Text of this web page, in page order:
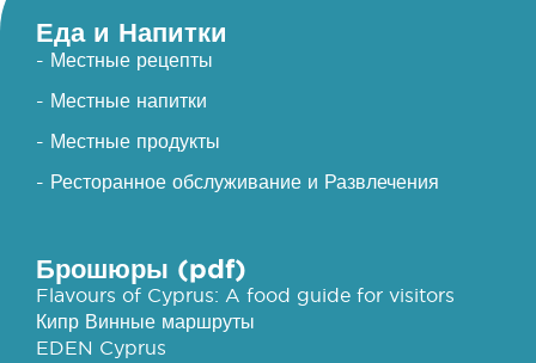
Еда и Напитки
- Местные рецепты
- Местные напитки
- Местные продукты
- Ресторанное обслуживание и Развлечения
Брошюры (pdf)
Flavours of Cyprus: A food guide for visitors
Кипр Винные маршруты
EDEN Cyprus